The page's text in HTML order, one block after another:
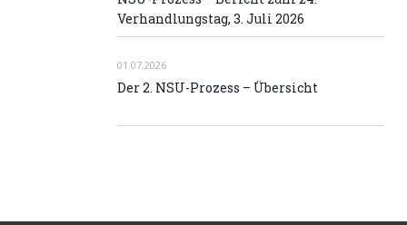
Verhandlungstag, 3. Juli 2026
01.07.2026
Der 2. NSU-Prozess – Übersicht